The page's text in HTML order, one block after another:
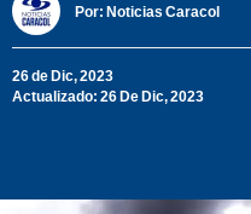
Por: Noticias Caracol
26 de Dic, 2023
Actualizado: 26 De Dic, 2023